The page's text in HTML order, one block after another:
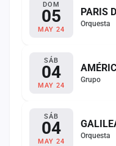
DOM
05
MAY 24
PARIS
Orquesta
SÁB
04
MAY 24
Grupo
SÁB
04
MAY 24
Orquesta